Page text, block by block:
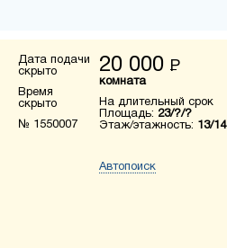
Дата подачи
скрыто
Время
скрыто
№ 1550007
20 000 Р
комната
На длительный срок
Площадь: 23/?/?
Этаж/этажность: 13/14
Автопоиск